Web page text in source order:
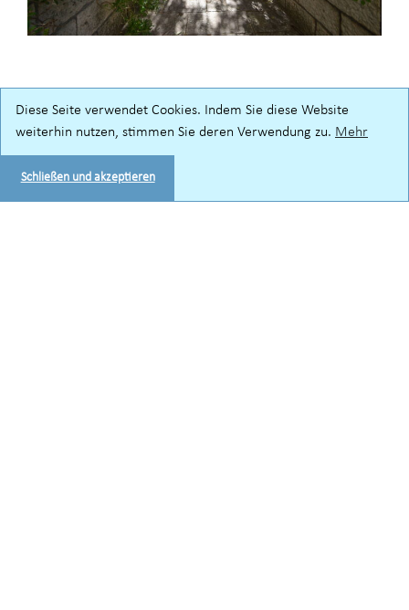
Diese Seite verwendet Cookies. Indem Sie diese Website
weiterhin nutzen, stimmen Sie deren Verwendung zu. Mehr
Schließen und akzeptieren